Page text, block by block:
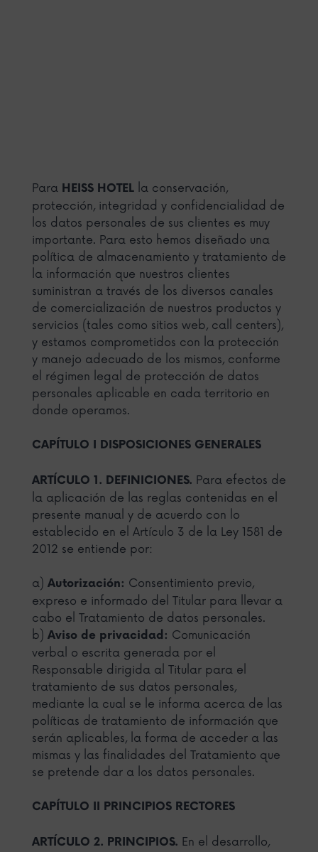
ParaHEISS HOTELla conservación,
protección, integridad y confidencialidad de
los datos personales de sus clientes es muy
importante. Para esto hemos diseñado una
política de almacenamiento y tratamiento de
la información que nuestros clientes
suministran a través de los diversos canales
de comercialización de nuestros productos y
servicios (tales como sitios web, call centers),
y estamos comprometidos con la protección
y manejo adecuado de los mismos, conforme
el régimen legal de protección de datos
personales aplicable en cada territorio en
donde operamos.
CAPÍTULO I DISPOSICIONES GENERALES
ARTÍCULO 1. DEFINICIONES. Para efectos de
la aplicación de las reglas contenidas en el
presente manual y de acuerdo con lo
establecido en el Artículo 3 de la Ley 1581 de
2012 se entiende por:
a) Autorización: Consentimiento previo,
expreso e informado del Titular para llevar a
cabo el Tratamiento de datos personales.
b) Aviso de privacidad: Comunicación
verbal o escrita generada por el
Responsable dirigida al Titular para el
tratamiento de sus datos personales,
mediante la cual se le informa acerca de las
políticas de tratamiento de información que
serán aplicables, la forma de acceder a las
mismas y las finalidades del Tratamiento que
se pretende dar a los datos personales.
CAPÍTULO II PRINCIPIOS RECTORES
ARTÍCULO 2. PRINCIPIOS. En el desarrollo,